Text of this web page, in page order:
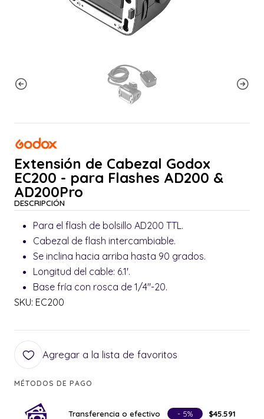
Extensión de Cabezal Godox
EC200 - para Flashes AD200 &
AD200Pro
DESCRIPCIÓN
Para el flash de bolsillo AD200 TTL.
Cabezal de flash intercambiable.
Se inclina hacia arriba hasta 90 grados.
Longitud del cable: 6.1'.
Base fría con rosca de 1/4"-20.
SKU: EC200
Agregar a la lista de favoritos
MÉTODOS DE PAGO
Transferencia o efectivo - 5% $45.591